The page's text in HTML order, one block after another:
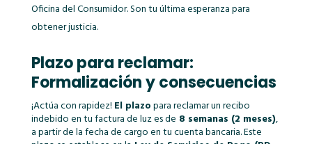
Oficina del Consumidor. Son tu última esperanza para
obtener justicia.
Plazo para reclamar:
Formalización y consecuencias
¡Actúa con rapidez! El plazopara reclamar un recibo
indebido en tu factura de luz es de 8 semanas (2 meses),
a partir de la fecha de cargo en tu cuenta bancaria. Este